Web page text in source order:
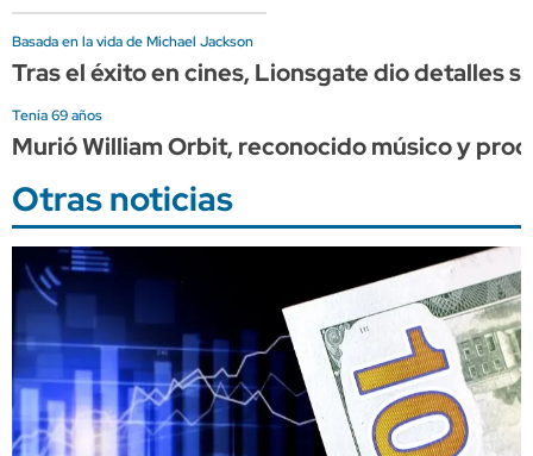
Basada en la vida de Michael Jackson
Tras el éxito en cines, Lionsgate dio detalles
Tenía 69 años
Murió William Orbit, reconocido músico y
Otras noticias